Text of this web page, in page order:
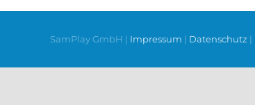
SamPlay GmbH | Impressum | Datenschutz |